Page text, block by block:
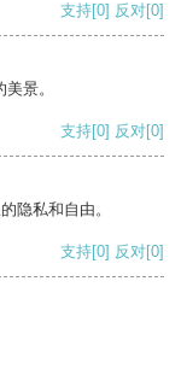
支持[0] 反对[0]
景。
支持[0] 反对[0]
隐私和自由。
支持[0] 反对[0]